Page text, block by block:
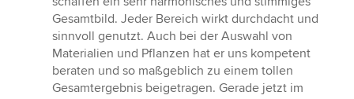
Gesamtbild. Jeder Bereich wirkt durchdacht und
sinnvoll genutzt. Auch bei der Auswahl von
Materialien und Pflanzen hat er uns kompetent
beraten und so maßgeblich zu einem tollen
Gesamtergebnis beigetragen. Gerade jetzt im